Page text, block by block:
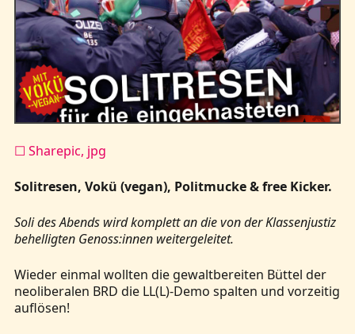
☐ Sharepic, jpg
Solitresen, Vokü (vegan), Politmucke & free Kicker.
Soli des Abends wird komplett an die von der Klassenjustiz
behelligten Genoss:innen weitergeleitet.
Wieder einmal wollten die gewaltbereiten Büttel der
neoliberalen BRD die LL(L)-Demo spalten und vorzeitig
auflösen!